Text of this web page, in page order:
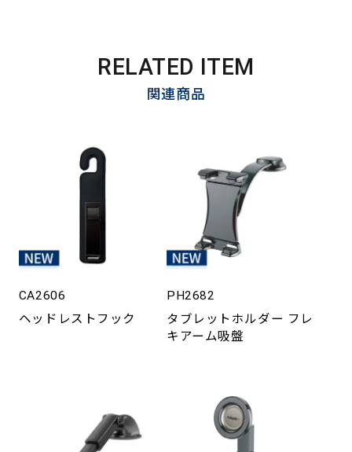
RELATED ITEM
関連商品
CA2606
ヘッドレストフック
PH2682
タブレットホルダー フレ
キアーム吸盤